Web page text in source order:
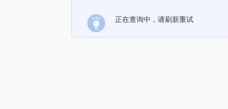
正在查询中，请刷新重试